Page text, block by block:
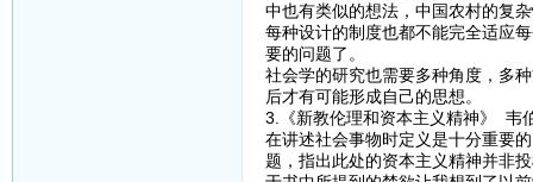
中也有类似的想法，中国农村的复
每种设计的制度也都不能完全适应
要的问题了。
社会学的研究也需要多种角度，多
后才有可能形成自己的思想。
3.《新教伦理和资本主义精神》 韦
在讲述社会事物时定义是十分重要
题，指出此处的资本主义精神并非